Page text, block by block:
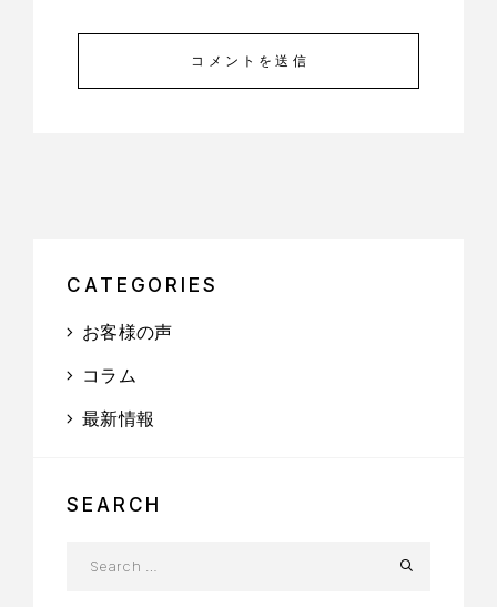
コメントを送信
CATEGORIES
お客様の声
コラム
最新情報
SEARCH